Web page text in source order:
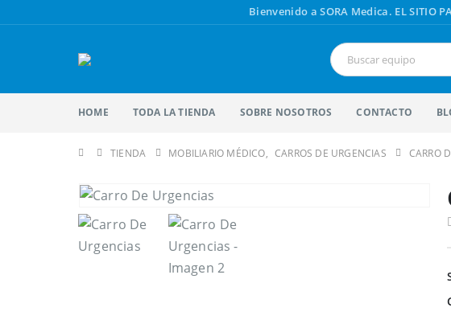
Bienvenido a SORA Medica. EL SITIO
HOME TODA LA TIENDA SOBRE NOSOTROS CONTACTO
TIENDA MOBILIARIO MÉDICO, CARROS DE URGENCIAS CARRO